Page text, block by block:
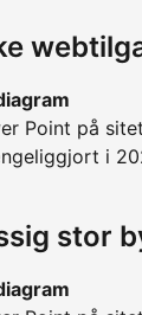
Point på
i
stor